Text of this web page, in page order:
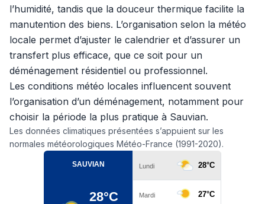
l’humidité, tandis que la douceur thermique facilite la
manutention des biens. L’organisation selon la météo
locale permet d’ajuster le calendrier et d’assurer un
transfert plus efficace, que ce soit pour un
déménagement résidentiel ou professionnel.
Les conditions météo locales influencent souvent
l’organisation d’un déménagement, notamment pour
choisir la période la plus pratique à Sauvian.
Les données climatiques présentées s’appuient sur les
normales météorologiques Météo-France (1991-2020).